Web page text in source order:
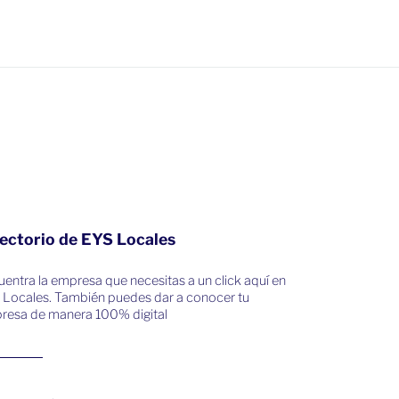
de EYS Locales
la empresa que necesitas a un click aquí en
Locales. También puedes dar a conocer tu
de manera 100% digital